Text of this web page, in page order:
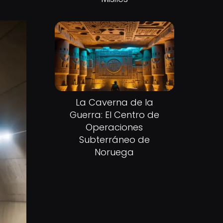
La Caverna de la
Guerra: El Centro de
Operaciones
Subterráneo de
Noruega